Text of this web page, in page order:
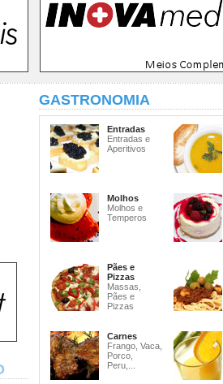
GASTRONOMIA
Entradas
Entradas e
Aperitivos
Molhos
Molhos e
Temperos
Pães e
Pizzas
Massas,
Pães e
Pizzas
Carnes
Frango, Vaca,
Porco,
Peru,...